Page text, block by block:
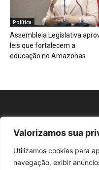
Valorizamos sua
Utilizamos cookies para
navegação, exibir
Política
Assembleia Legislativa
leis que fortalecem a
educação no Amazonas